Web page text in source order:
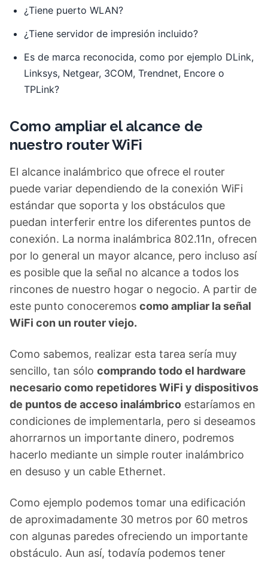
¿Tiene puerto WLAN?
¿Tiene servidor de impresión incluido?
Es de marca reconocida, como por ejemplo DLink,
Linksys, Netgear, 3COM, Trendnet, Encore o
TPLink?
Como ampliar el alcance de
nuestro router WiFi
El alcance inalámbrico que ofrece el router
puede variar dependiendo de la conexión WiFi
estándar que soporta y los obstáculos que
puedan interferir entre los diferentes puntos de
conexión. La norma inalámbrica 802.11n, ofrecen
por lo general un mayor alcance, pero incluso así
es posible que la señal no alcance a todos los
rincones de nuestro hogar o negocio. A partir de
este punto conoceremos como ampliar la señal
WiFi con un router viejo.
Como sabemos, realizar esta tarea sería muy
sencillo, tan sólo comprando todo el hardware
necesario como repetidores WiFi y dispositivos
de puntos de acceso inalámbrico estaríamos en
condiciones de implementarla, pero si deseamos
ahorrarnos un importante dinero, podremos
hacerlo mediante un simple router inalámbrico
en desuso y un cable Ethernet.
Como ejemplo podemos tomar una edificación
de aproximadamente 30 metros por 60 metros
con algunas paredes ofreciendo un importante
obstáculo. Aun así, todavía podemos tener